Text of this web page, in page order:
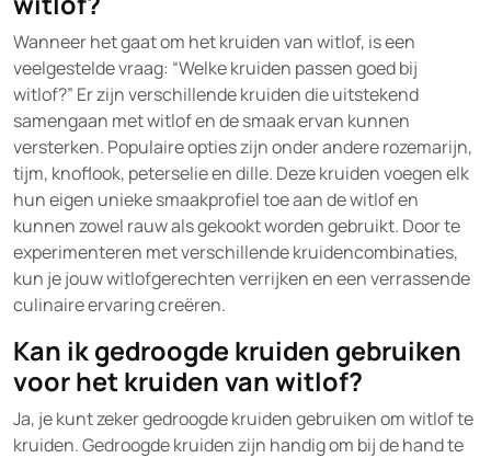
Wanneer het gaat om het kruiden van witlof, is een
veelgestelde vraag: “Welke kruiden passen goed bij
witlof?” Er zijn verschillende kruiden die uitstekend
samengaan met witlof en de smaak ervan kunnen
versterken. Populaire opties zijn onder andere rozemarijn,
tijm, knoflook, peterselie en dille. Deze kruiden voegen elk
hun eigen unieke smaakprofiel toe aan de witlof en
kunnen zowel rauw als gekookt worden gebruikt. Door te
experimenteren met verschillende kruidencombinaties,
kun je jouw witlofgerechten verrijken en een verrassende
culinaire ervaring creëren.
Kan ik gedroogde kruiden gebruiken
voor het kruiden van witlof?
Ja, je kunt zeker gedroogde kruiden gebruiken om witlof te
kruiden. Gedroogde kruiden zijn handig om bij de hand te